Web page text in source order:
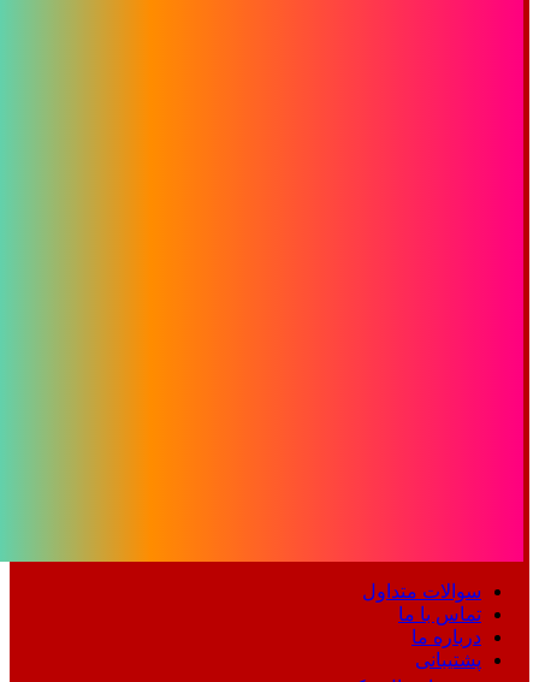
سوالات متداول
تماس با ما
درباره ما
پشتیبانی